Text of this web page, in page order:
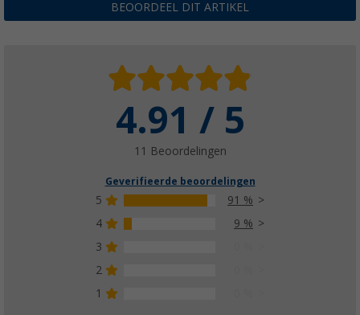
BEOORDEEL DIT ARTIKEL
4.91 / 5
11 Beoordelingen
Geverifieerde beoordelingen
5
91 %
4
9 %
3
2
1